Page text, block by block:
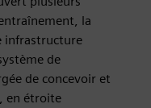
la
infrastructure
de
de concevoir et
en étroite